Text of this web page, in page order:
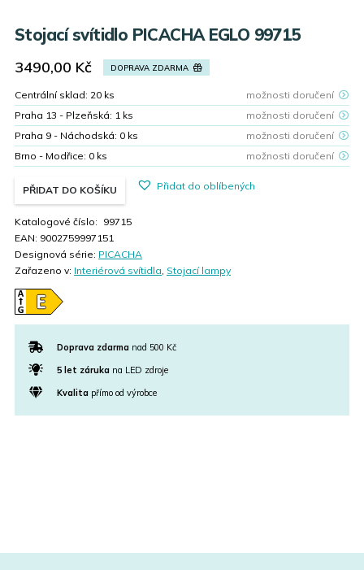
Stojací svítidlo PICACHA EGLO 99715
3490,00 Kč DOPRAVA ZDARMA
Centrální sklad: 20 ks
možnosti doručení
Praha 13 - Plzeňská: 1 ks
možnosti doručení
Praha 9 - Náchodská: 0 ks
možnosti doručení
Brno - Modřice: 0 ks možnosti doručení
PŘIDAT DO KOŠÍKU Přidat do oblíbených
Katalogové číslo: 99715
EAN: 9002759997151
Designová série: PICACHA
Zařazeno v: Interiérová svítidla Stojací lampy
Doprava zdarma nad 500 Kč
5 let zárukana LED zdroje
Kvalitapřímo od výrobce